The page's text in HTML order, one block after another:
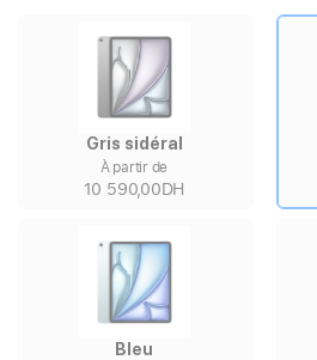
Gris sidéral
À partir de
10 590,00DH
Bleu